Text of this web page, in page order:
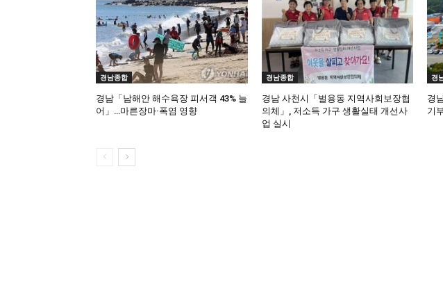
경남종합
경남「남해안 해수욕장 피서객 43% 늘
어」…마른장마·폭염 영향
경남종합
경남 사천시「벌용동 지역사회보장협
의체」, 저소득 가구 생활실태 개선사
업 실시
경
경
기